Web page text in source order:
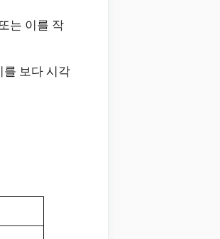
는 이를 작
를 보다 시각